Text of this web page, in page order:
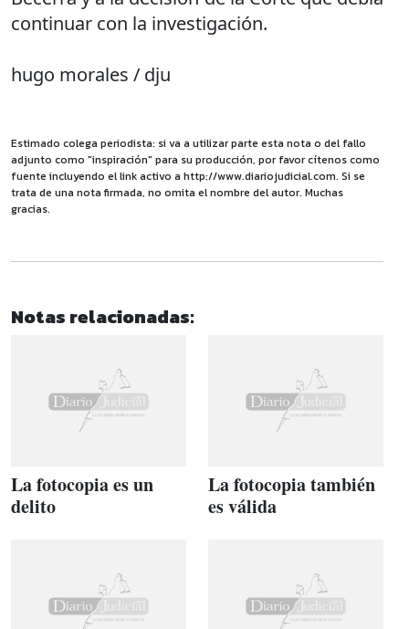
continuar con la investigación.
hugo morales / dju
Estimado colega periodista: si va a utilizar parte esta nota o del fallo
adjunto como "inspiración" para su producción, por favor cítenos como
fuente incluyendo el link activo a http://www.diariojudicial.com. Si se
trata de una nota firmada, no omita el nombre del autor. Muchas
gracias.
Notas relacionadas:
La fotocopia es un
delito
La fotocopia también
es válida